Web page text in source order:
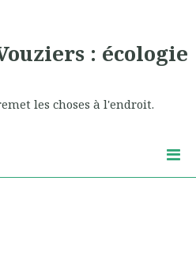
: écologie
les choses à l'endroit.